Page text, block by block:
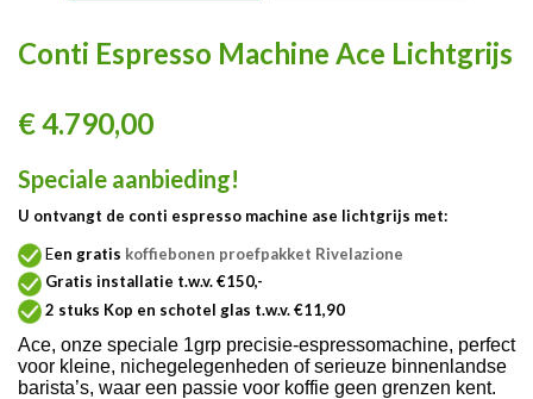
Conti Espresso Machine Ace Lichtgrijs
€ 4.790,00
Speciale aanbieding!
U ontvangt de conti espresso machine ase lichtgrijs met:
Een gratis koffiebonen proefpakket Rivelazione
Gratis installatie t.w.v. €150,-
2 stuks Kop en schotel glas t.w.v. €11,90
Ace, onze speciale 1grp precisie-espressomachine, perfect
voor kleine, nichegelegenheden of serieuze binnenlandse
barista’s, waar een passie voor koffie geen grenzen kent.